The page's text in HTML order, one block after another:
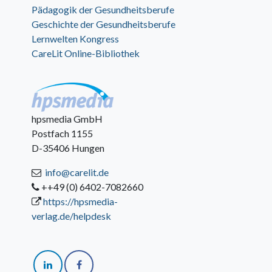
Pädagogik der Gesundheitsberufe
Geschichte der Gesundheitsberufe
Lernwelten Kongress
CareLit Online-Bibliothek
hpsmedia GmbH
Postfach 1155
D-35406 Hungen
info@carelit.de
++49 (0) 6402-7082660
https://hpsmedia-
verlag.de/helpdesk